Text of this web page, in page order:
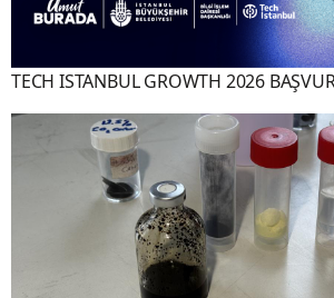
TECH ISTANBUL GROWTH 2026